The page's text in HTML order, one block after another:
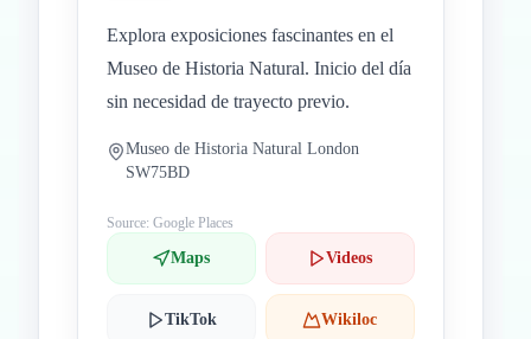
Explora exposiciones fascinantes en el
Museo de Historia Natural. Inicio del día
sin necesidad de trayecto previo.
Museo de Historia Natural London
SW75BD
Source: Google Places
Maps Videos
TikTok Wikiloc